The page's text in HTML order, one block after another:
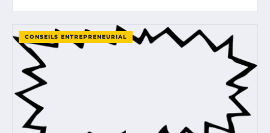
CONSEILS ENTREPRENEURIAL